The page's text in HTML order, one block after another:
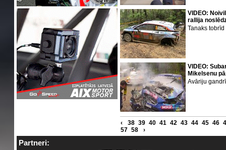
VIDEO:
rallija
Tanaks
VIDEO:
Mikelsenu
Avāriju
‹ 38 39 40 41 42 43 44 45 46
57 58 ›
Partneri: